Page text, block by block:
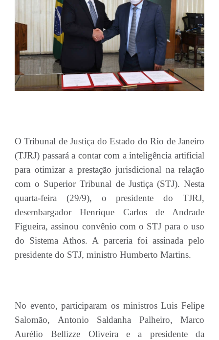
O Tribunal de Justiça do Estado do Rio de Janeiro
(TJRJ) passará a contar com a inteligência artificial
para otimizar a prestação jurisdicional na relação
com o Superior Tribunal de Justiça (STJ). Nesta
quarta-feira (29/9), o presidente do TJRJ,
desembargador Henrique Carlos de Andrade
Figueira, assinou convênio com o STJ para o uso
do Sistema Athos. A parceria foi assinada pelo
presidente do STJ, ministro Humberto Martins.
No evento, participaram os ministros Luis Felipe
Salomão, Antonio Saldanha Palheiro, Marco
Aurélio Bellizze Oliveira e a presidente da